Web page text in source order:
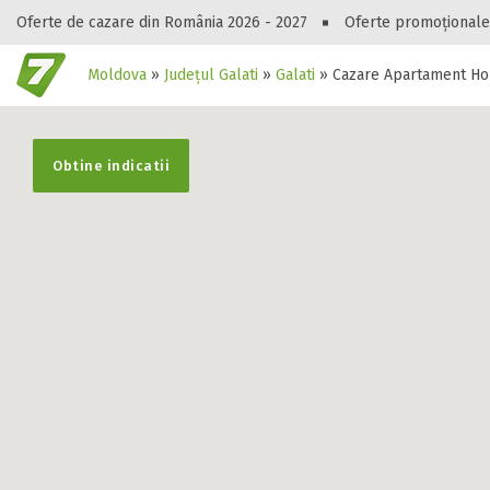
Oferte de cazare din România 2026 - 2027 Oferte promoționale
Moldova » Județul Galati » Galati » Cazare Apartament
Gasești
Obtine indicatii